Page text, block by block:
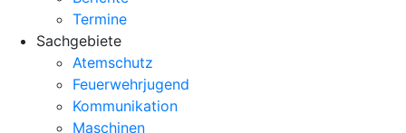
Termine
Sachgebiete
Atemschutz
Feuerwehrjugend
Kommunikation
Maschinen